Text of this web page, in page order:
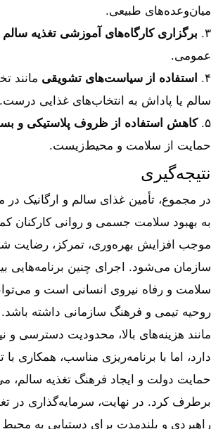
میان‌وعده‌های طبیعی.
۳. برگزاری کارگاه‌های آموزشی تغذیه سالم
عمومی.
۴.
استفاده از سیاست‌های تشویقی مانند
سالم یا پاداش به انتخاب‌های غذایی درست.
۵. کاهش استفاده از ظروف پلاستیکی و
حمایت از سلامت و محیط‌زیست.
نتیجه‌گیری
در مجموع، تأمین غذای سالم و ارگانیک در
به بهبود سلامت جسمی و روانی کارکنان
موجب افزایش بهره‌وری، تمرکز، رضایت
سازمان می‌شود. اجرای چنین برنامه‌هایی
سلامت و رفاه نیروی انسانی است و می‌تواند
روحیه تیمی و فرهنگ سازمانی داشته
مانند هزینه‌های بالا، محدودیت دسترسی و
دارد، اما با برنامه‌ریزی مناسب، همکاری با
حمایت دولت و ایجاد فرهنگ تغذیه سالم،
برطرف کرد. در نهایت، سرمایه‌گذاری در
راهبردی و بلندمدت برای دستیابی به محیط